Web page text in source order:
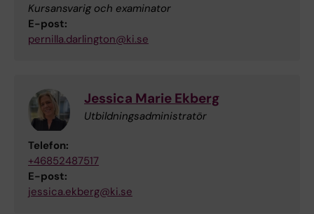
Kursansvarig och examinator
E-post:
pernilla.darlington@ki.se
Jessica Marie Ekberg
Utbildningsadministratör
Telefon:
+46852487517
E-post:
jessica.ekberg@ki.se